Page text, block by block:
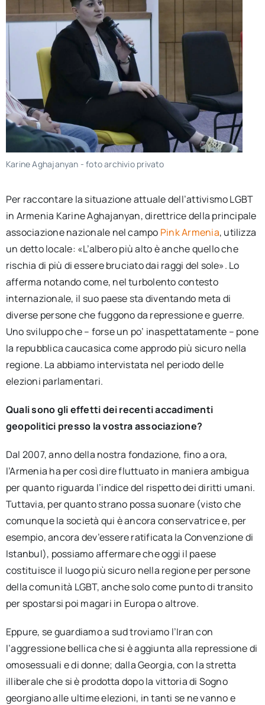
Karine Aghajanyan - foto archivio privato
Per raccontare la situazione attuale dell’attivismo LGBT
in Armenia Karine Aghajanyan, direttrice della principale
associazione nazionale nel campo Pink Armenia, utilizza
un detto locale: «L’albero più alto è anche quello che
rischia di più di essere bruciato dai raggi del sole». Lo
afferma notando come, nel turbolento contesto
internazionale, il suo paese sta diventando meta di
diverse persone che fuggono da repressione e guerre.
Uno sviluppo che – forse un po’ inaspettatamente – pone
la repubblica caucasica come approdo più sicuro nella
regione. La abbiamo intervistata nel periodo delle
elezioni parlamentari.
Quali sono gli effetti dei recenti accadimenti
geopolitici presso la vostra associazione?
Dal 2007, anno della nostra fondazione, fino a ora,
l’Armenia ha per così dire fluttuato in maniera ambigua
per quanto riguarda l’indice del rispetto dei diritti umani.
Tuttavia, per quanto strano possa suonare (visto che
comunque la società qui è ancora conservatrice e, per
esempio, ancora dev’essere ratificata la Convenzione di
Istanbul), possiamo affermare che oggi il paese
costituisce il luogo più sicuro nella regione per persone
della comunità LGBT, anche solo come punto di transito
per spostarsi poi magari in Europa o altrove.
Eppure, se guardiamo a sud troviamo l’Iran con
l’aggressione bellica che si è aggiunta alla repressione di
omosessuali e di donne; dalla Georgia, con la stretta
illiberale che si è prodotta dopo la vittoria di Sogno
georgiano alle ultime elezioni, in tanti se ne vanno e